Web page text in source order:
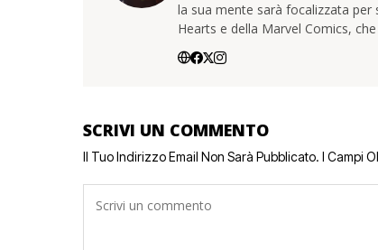
la sua mente sarà focalizzata
Hearts e della Marvel Comics,
SCRIVI UN COMMENTO
Il Tuo Indirizzo Email Non Sarà Pubblicato. I Campi